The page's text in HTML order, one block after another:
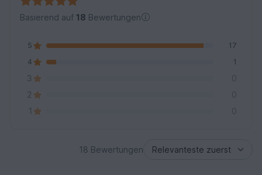
Basierend auf 18 Bewertungen
5
17
4
1
3
0
2
0
1
0
18 Bewertungen